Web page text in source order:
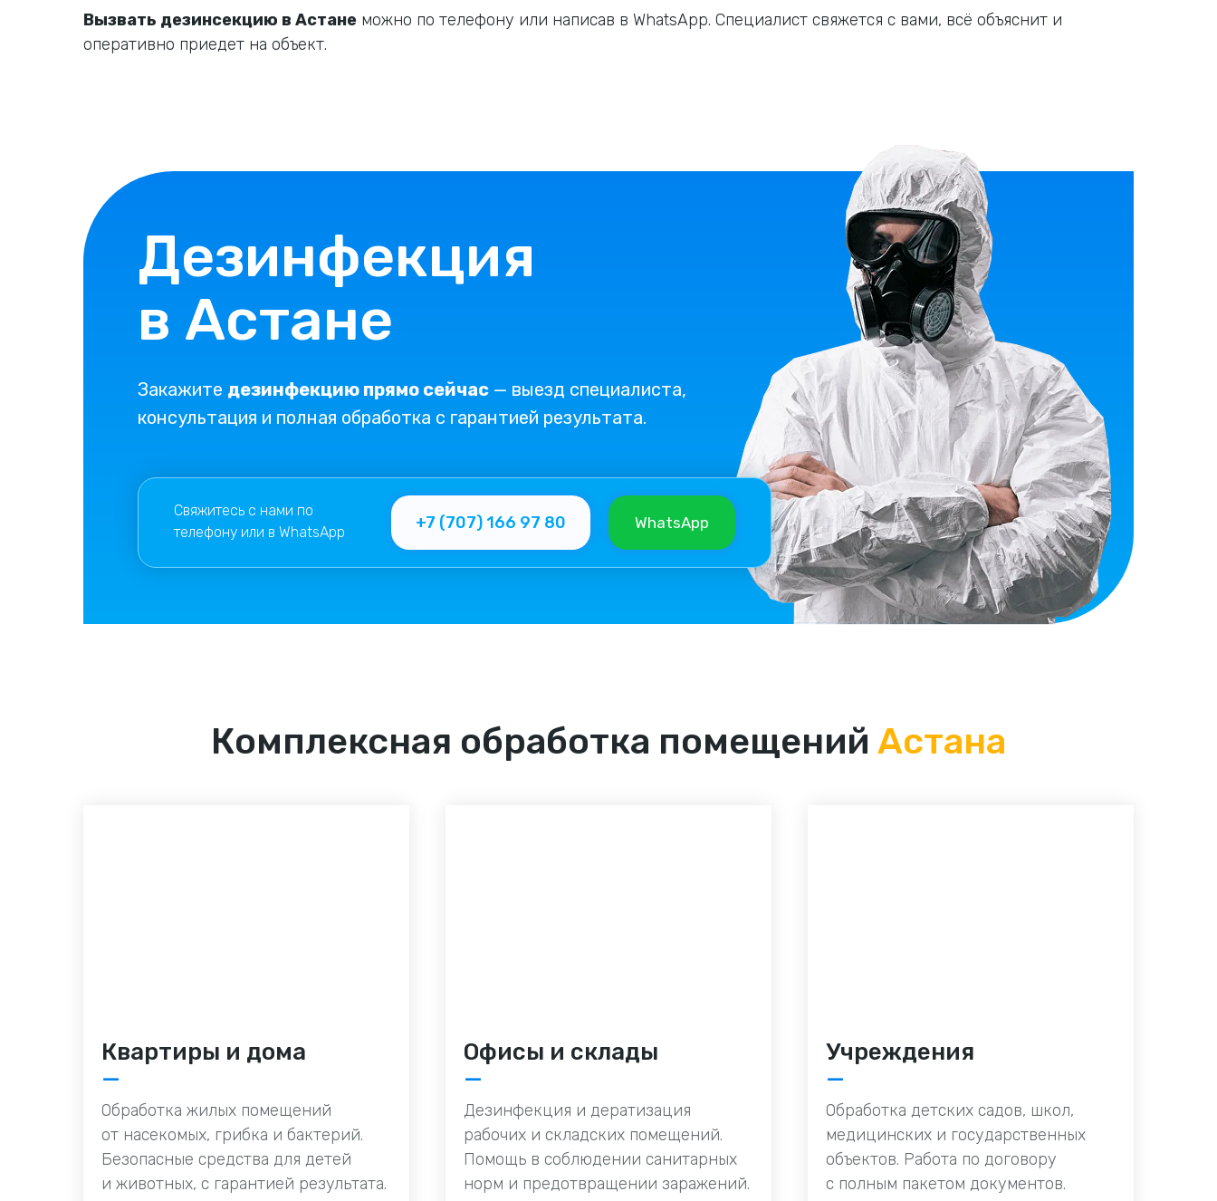
Вызвать дезинсекцию в Астане можно по телефону или написав в WhatsApp. Специалист свяжется с вами, всё объяснит и
оперативно приедет на объект.
Дезинфекция
в Астане
Закажите дезинфекцию прямо сейчас — выезд специалиста,
консультация и полная обработка с гарантией результата.
WhatsApp
+7 (707) 166 97 80
Свяжитесь с нами по
телефону или в WhatsApp
Комплексная обработка помещений Астана
Квартиры и дома
—
Обработка жилых помещений
от насекомых, грибка и бактерий.
Безопасные средства для детей
и животных, с гарантией результата.
Офисы и склады
—
Дезинфекция и дератизация
рабочих и складских помещений.
Помощь в соблюдении санитарных
норм и предотвращении заражений.
Учреждения
—
Обработка детских садов, школ,
медицинских и государственных
объектов. Работа по договору
с полным пакетом документов.